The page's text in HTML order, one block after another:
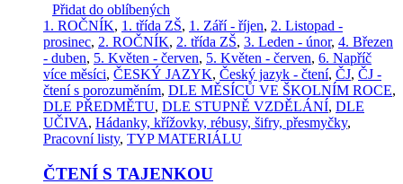
Přidat do oblíbených
1. ROČNÍK, 1. třída ZŠ, 1. Září - říjen, 2. Listopad -
prosinec, 2. ROČNÍK, 2. třída ZŠ, 3. Leden - únor, 4. Březen
- duben, 5. Květen - červen, 5. Květen - červen, 6. Napříč
více měsíci, ČESKÝ JAZYK, Český jazyk - čtení, ČJ, ČJ -
čtení s porozuměním, DLE MĚSÍCŮ VE ŠKOLNÍM ROCE,
DLE PŘEDMĚTU, DLE STUPNĚ VZDĚLÁNÍ, DLE
UČIVA, Hádanky, křížovky, rébusy, šifry, přesmyčky,
Pracovní listy, TYP MATERIÁLU
ČTENÍ S TAJENKOU